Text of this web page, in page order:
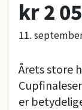
11.
kr 2
Årets store
er